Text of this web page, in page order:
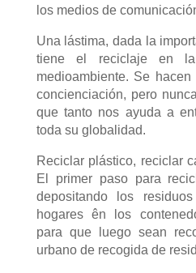
los medios de
Una lástima, dada la
tiene el reciclaje en
medioambiente. Se
concienciación, pero
que tanto nos ayuda a
toda su globalidad.
Reciclar plástico, reciclar
El primer paso para
depositando los
hogares ên los
para que luego sean
urbano de recogida de